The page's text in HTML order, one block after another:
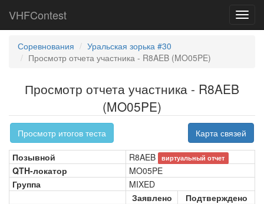
VHFContest
Соревнования
Уральская зорька #30
Просмотр отчета участника - R8AEB (MO05PE)
Просмотр отчета участника - R8AEB
(MO05PE)
Просмотр итогов теста Карта связей
Позывной R8AEB виртуальный отчет
QTH-локатор
MO05PE
Группа
MIXED
Заявлено
Подтверждено